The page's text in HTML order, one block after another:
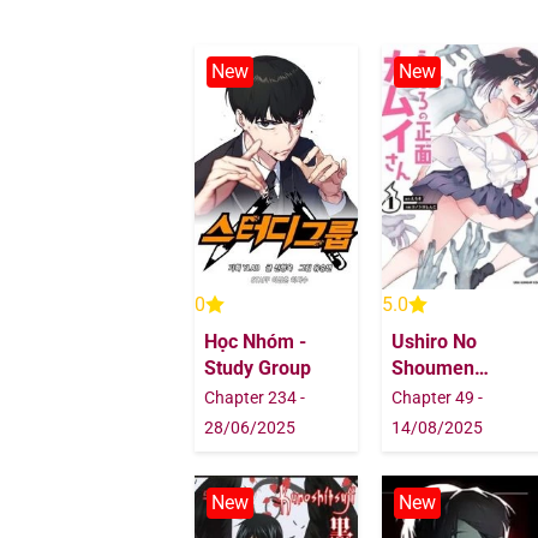
Chapter 363
Chapter 362
Chapter 361
Chapter 360
Chapter 359
Chapter 358
Chapter 357
New
0
Học Nhóm -
Study Group
Chapter 234 -
28/06/2025
New
5.0
Ushiro No
Shoumen
Kamui-San
Chapter 49 -
14/08/2025
New New